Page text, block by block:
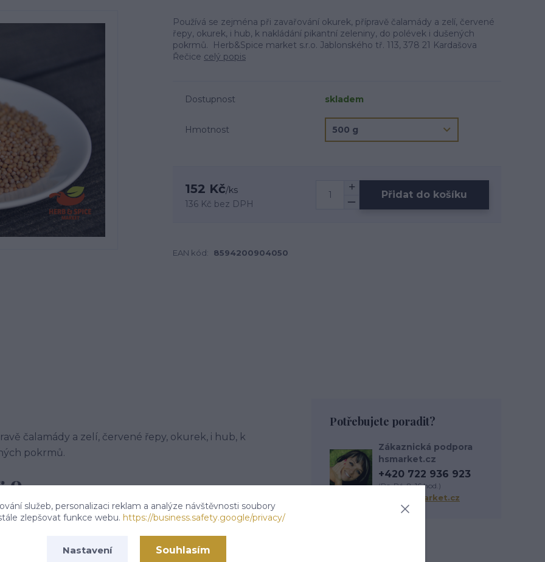
Používá se zejména při zavařování okurek, přípravě čalamády a zelí, červené
řepy, okurek, i hub, k nakládání pikantní zeleniny, do polévek i dušených
pokrmů. Herb&Spice market s.r.o. Jablonského tř. 113, 378 21 Kardašova
Řečice celý popis
Dostupnost skladem
Hmotnost
152 Kč/ks
136 Kč bez DPH
Přidat do košíku
EAN kód: 8594200904050
čalamády a zelí, červené řepy, okurek, i hub, k
pokrmů.
Potřebujete poradit?
Zákaznická podpora
hsmarket.cz
+420 722 936 923
(Po-Pá, 8-16 hod.)
info@hsmarket.cz
služeb, personalizaci reklam a analýze návštěvnosti soubory
zlepšovat funkce webu. https://business.safety.google/privacy/
Nastavení Souhlasím